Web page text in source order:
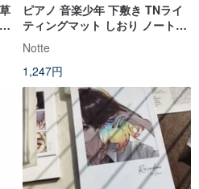
ピアノ 音楽少年 下敷き TNライ
ティングマット しおり ノート中
敷き
Notte
1,247円